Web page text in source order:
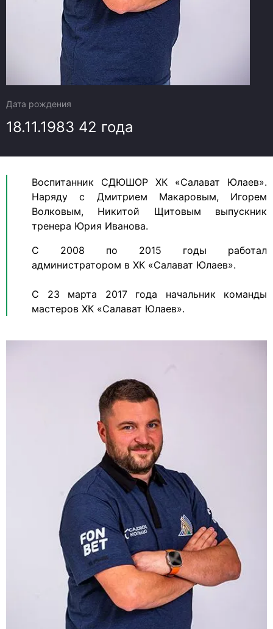
Дата рождения
18.11.1983 42 года
Воспитанник СДЮШОР ХК «Салават Юлаев».
Наряду с Дмитрием Макаровым, Игорем
Волковым, Никитой Щитовым выпускник
тренера Юрия Иванова.
С 2008 по 2015 годы работал
администратором в ХК «Салават Юлаев».
С 23 марта 2017 года начальник команды
мастеров ХК «Салават Юлаев».